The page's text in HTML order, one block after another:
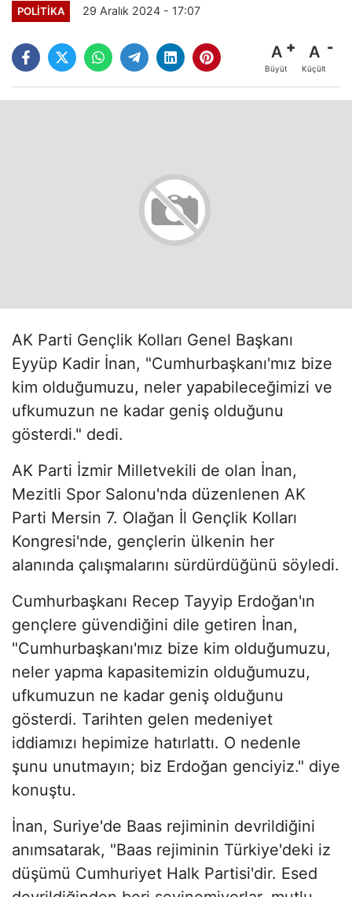
POLITIKA 29 Aralık 2024 - 17:07
A
Büyüt
A
Küçült
AK Parti Gençlik Kolları Genel Başkanı
Eyyüp Kadir İnan, "Cumhurbaşkanı'mız bize
kim olduğumuzu, neler yapabileceğimizi ve
ufkumuzun ne kadar geniş olduğunu
gösterdi." dedi.
AK Parti İzmir Milletvekili de olan İnan,
Mezitli Spor Salonu'nda düzenlenen AK
Parti Mersin 7. Olağan İl Gençlik Kolları
Kongresi'nde, gençlerin ülkenin her
alanında çalışmalarını sürdürdüğünü söyledi.
Cumhurbaşkanı Recep Tayyip Erdoğan'ın
gençlere güvendiğini dile getiren İnan,
"Cumhurbaşkanı'mız bize kim olduğumuzu,
neler yapma kapasitemizin olduğumuzu,
ufkumuzun ne kadar geniş olduğunu
gösterdi. Tarihten gelen medeniyet
iddiamızı hepimize hatırlattı. O nedenle
şunu unutmayın; biz Erdoğan genciyiz." diye
konuştu.
İnan, Suriye'de Baas rejiminin devrildiğini
anımsatarak, "Baas rejiminin Türkiye'deki iz
düşümü Cumhuriyet Halk Partisi'dir. Esed